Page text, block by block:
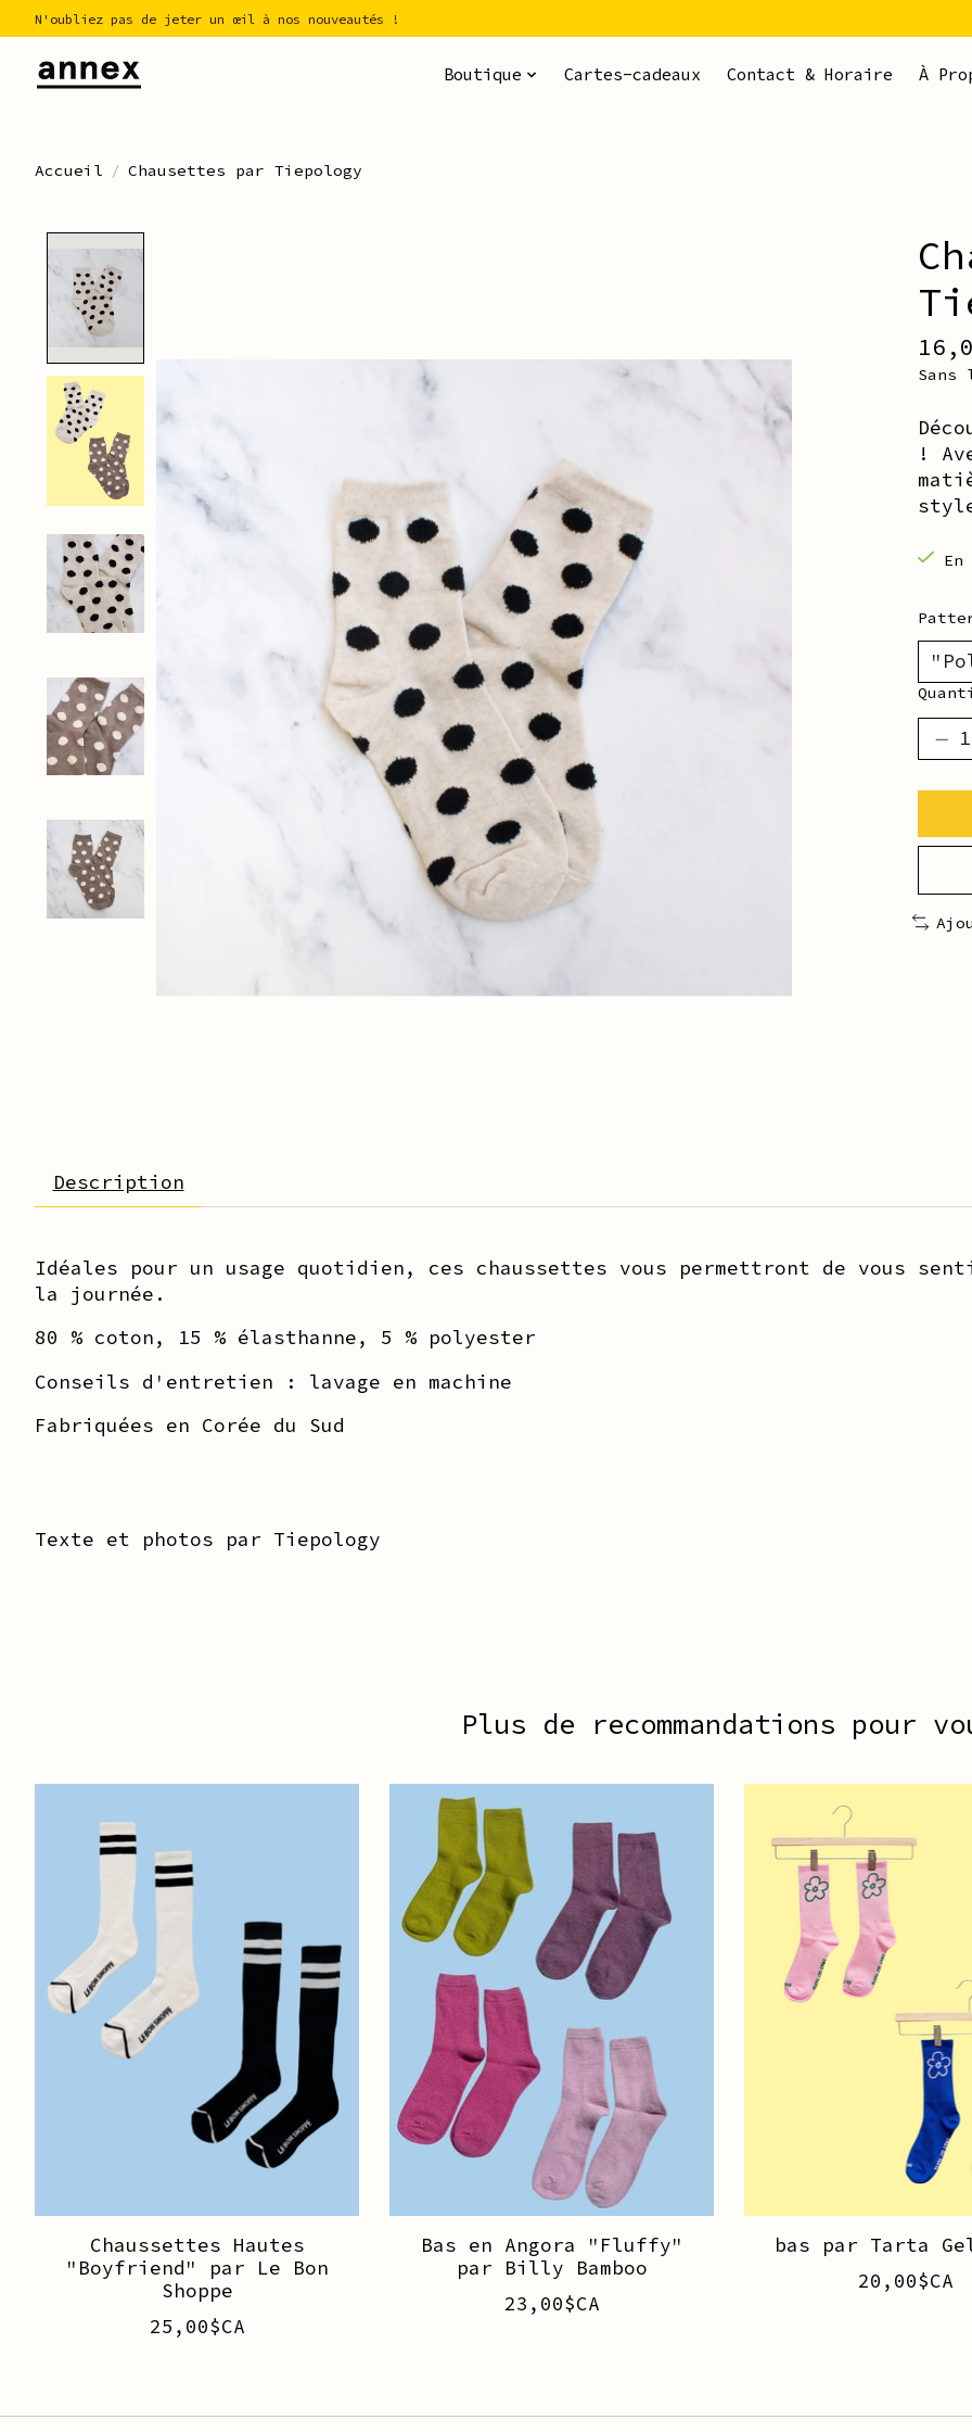
N'oubliez pas de jeter un œil à nos nouveautés !
Boutique Cartes-cadeaux Contact & Horaire À
Accueil / Chausettes par Tiepology
Sans
!
Description
Idéales pour un usage quotidien, ces chaussettes vous permettront de vous
la journée.
80 % coton, 15 % élasthanne, 5 % polyester
Conseils d'entretien : lavage en machine
Fabriquées en Corée du Sud
Texte et photos par Tiepology
Plus de recommandations pour
Chaussettes Hautes
"Boyfriend" par Le Bon
Shoppe
25,00$CA
Bas en Angora "Fluffy"
par Billy Bamboo
23,00$CA
bas par Tarta
20,00$CA